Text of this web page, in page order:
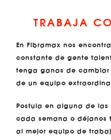
TRABAJA
En Fibramax nos
constante de gente
tenga ganas de
de un equipo
Postula en alguna de
cada semana o déjanos
al mejor equipo de